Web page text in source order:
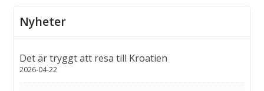
Nyheter
Det är tryggt att resa till Kroatien
2026-04-22